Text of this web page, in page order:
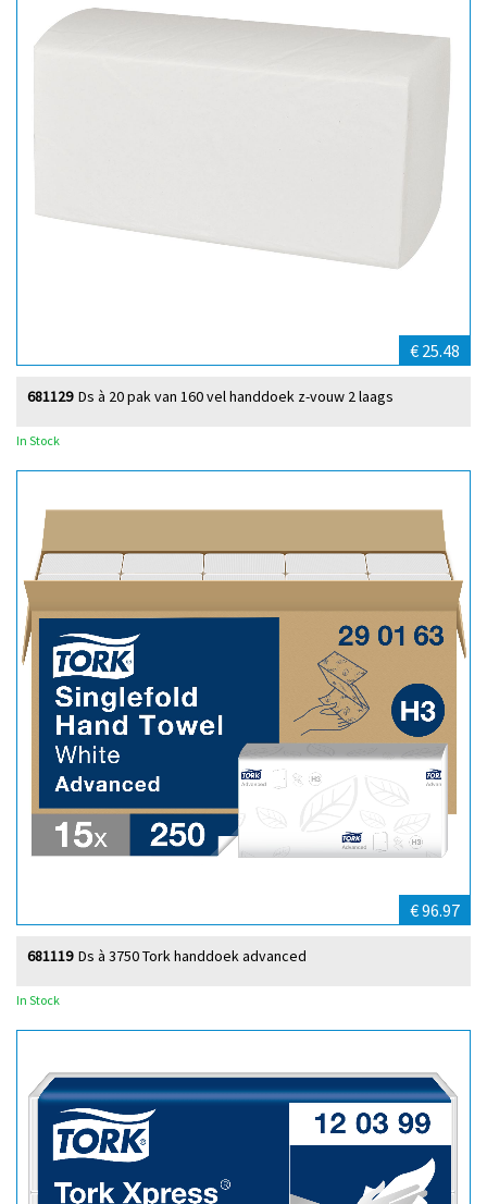
€ 25.48
Ds à 20 pak van 160 vel handdoek z-vouw 2 laags
681129
In Stock
€ 96.97
Ds à 3750 Tork handdoek advanced
681119
In Stock